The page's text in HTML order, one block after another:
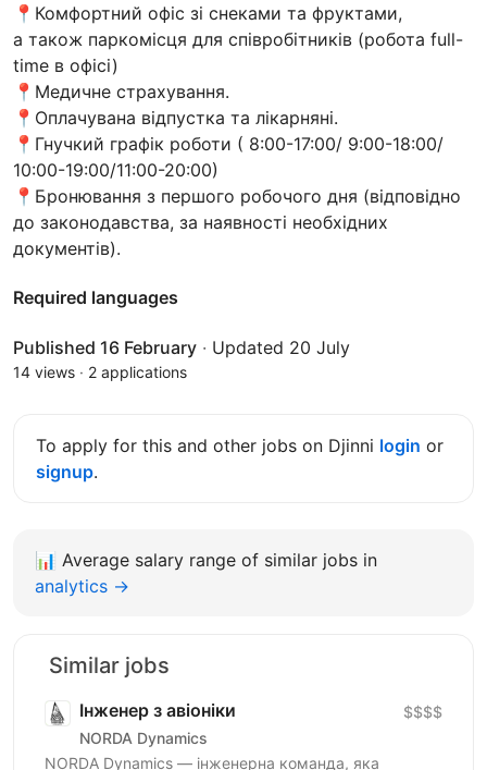
📍Комфортний офіс зі снеками та фруктами,
а також паркомісця для співробітників (робота full-
time в офісі)
📍Медичне страхування.
📍Оплачувана відпустка та лікарняні.
📍Гнучкий графік роботи ( 8:00-17:00/ 9:00-18:00/
10:00-19:00/11:00-20:00)
📍Бронювання з першого робочого дня (відповідно
до законодавства, за наявності необхідних
документів).
Required languages
Published 16 February · Updated 20 July
14 views · 2 applications
To apply for this and other jobs on Djinni login or
signup.
📊 Average salary range of similar jobs in
analytics →
Similar jobs
Інженер з авіоніки
NORDA Dynamics
$$$$
NORDA Dynamics — інженерна команда, яка